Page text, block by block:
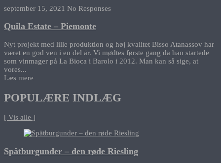
september 15, 2021 No Responses
Quila Estate – Piemonte
Nyt projekt med lille produktion og høj kvalitet Bisso Atanassov har
været en god ven i en del år. Vi mødtes første gang da han startede
som vinmager på La Bioca i Barolo i 2012. Man kan så sige, at
vores...
Læs mere
POPULÆRE INDLÆG
[ Vis alle ]
Spätburgunder – den røde Riesling